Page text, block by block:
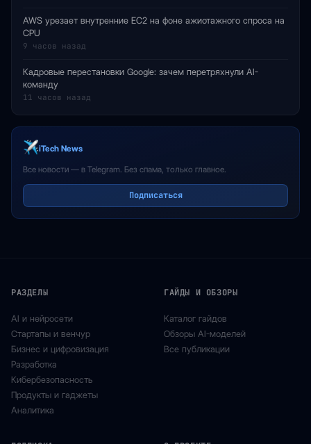
AWS урезает внутренние EC2 на фоне ажиотажного спроса на
CPU
9 часов назад
Кадровые перестановки Google: зачем перетряхнули AI-
команду
11 часов назад
iTech News
Все новости — в Telegram. Без спама, только главное.
Подписаться
РАЗДЕЛЫ
AI и нейросети
Стартапы и венчур
Бизнес и цифровизация
Разработка
Кибербезопасность
Продукты и гаджеты
Аналитика
ГАЙДЫ И ОБЗОРЫ
Каталог гайдов
Обзоры AI-моделей
Все публикации